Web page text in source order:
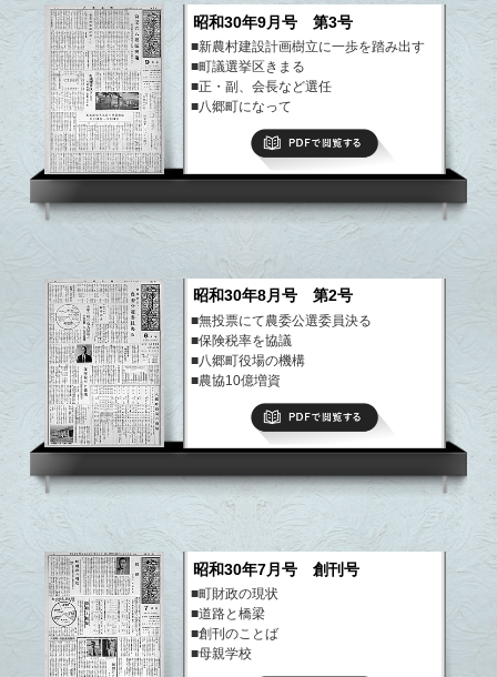
昭和30年9月号 第3号
■新農村建設計画樹立に一歩を踏み出す
■町議選挙区きまる
■正・副、会長など選任
■八郷町になって
■関東盆踊コンクールに優勝
昭和30年8月号 第2号
■無投票にて農委公選委員決る
■保険税率を協議
■八郷町役場の機構
■農協10億増資
■水田用農薬と防除器具を整備
PDFで閲覧する
昭和30年7月号 創刊号
■町財政の現状
■道路と橋梁
■創刊のことば
■母親学校
■わが町の納税状況